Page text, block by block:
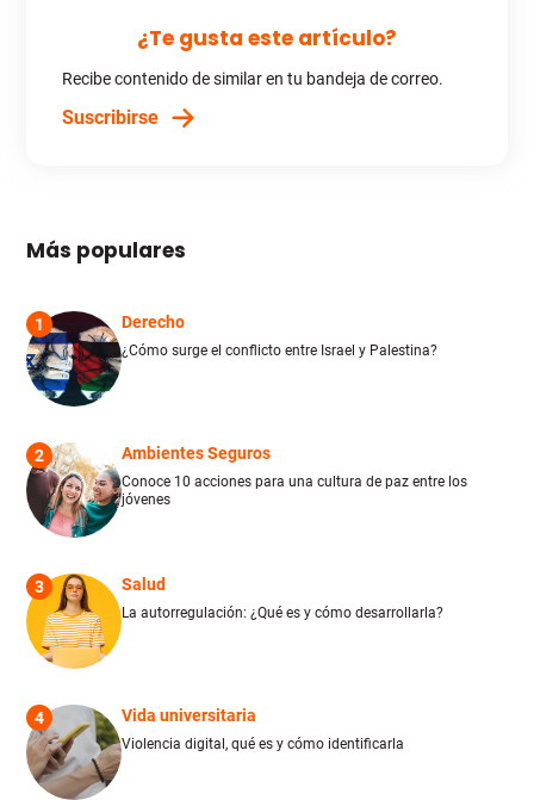
¿Te gusta este artículo?
Recibe contenido de similar en tu bandeja de correo.
Suscribirse
Más populares
1 Derecho
¿Cómo surge el conflicto entre Israel y Palestina?
2 Ambientes Seguros
Conoce 10 acciones para una cultura de paz entre los
jóvenes
3 Salud
La autorregulación: ¿Qué es y cómo desarrollarla?
4 Vida universitaria
Violencia digital, qué es y cómo identificarla